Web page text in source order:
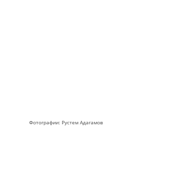
Фотографии: Рустем Адагамов